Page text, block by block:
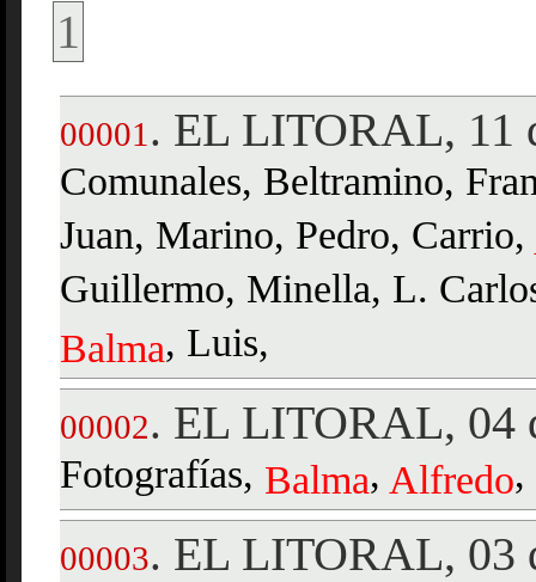
1
00001 . EL LITORAL, 11
Comunales, Beltramino,
Juan, Marino, Pedro, Carrio,
Guillermo, Minella, L.
Balma, Luis,
00002. EL LITORAL, 04
Fotografías, Balma, Alfredo,
00003. EL LITORAL, 03